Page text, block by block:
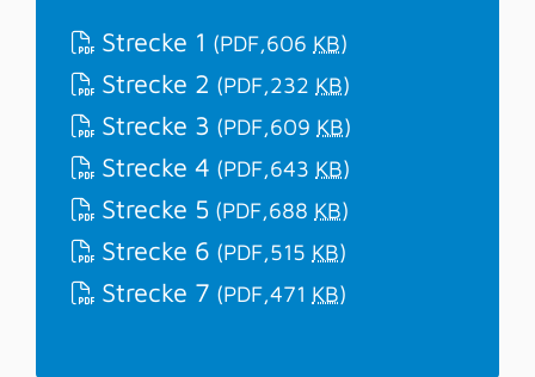
Strecke 1 (PDF,606 KB)
Strecke 2 (PDF,232 KB)
Strecke 3 (PDF,609 KB)
Strecke 4 (PDF,643 KB)
Strecke 5 (PDF,688 KB)
Strecke 6 (PDF,515 KB)
Strecke 7 (PDF,471 KB)